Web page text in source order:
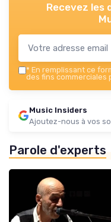
Recevez les
* En remplissant ce
des fins commerciales
Music Insiders
Ajoutez-nous à vos
Parole d'experts